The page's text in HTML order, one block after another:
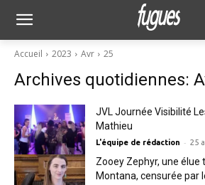
Accueil 2023 Avr 25
Archives quotidiennes:
JVL Journée Visibilité
Mathieu
L'équipe de rédaction - 25
Zooey Zephyr, une
Montana, censurée par